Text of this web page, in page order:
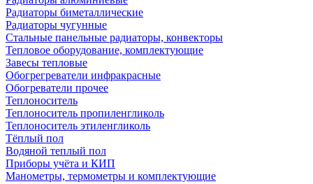
Радиаторы биметаллические
Радиаторы чугунные
Стальные панельные радиаторы, конвекторы
Тепловое оборудование, комплектующие
Завесы тепловые
Обогрегреватели инфракрасные
Обогреватели прочее
Теплоноситель
Теплоноситель пропиленгликоль
Теплоноситель этиленгликоль
Тёплый пол
Водяной теплый пол
Приборы учёта и КИП
Манометры, термометры и комплектующие